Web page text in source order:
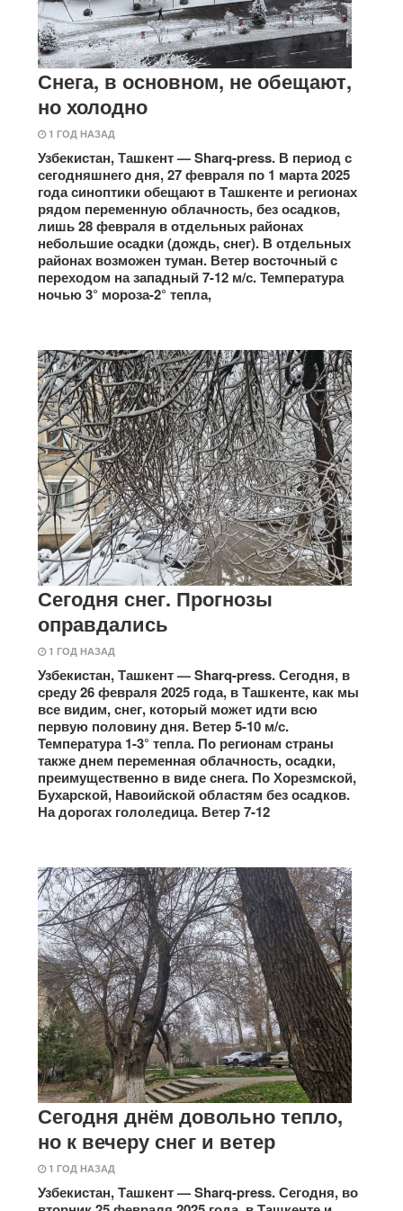
Снега, в основном, не обещают,
но холодно
1 ГОД НАЗАД
Узбекистан, Ташкент — Sharq-press. В период с
сегодняшнего дня, 27 февраля по 1 марта 2025
года синоптики обещают в Ташкенте и регионах
рядом переменную облачность, без осадков,
лишь 28 февраля в отдельных районах
небольшие осадки (дождь, снег). В отдельных
районах возможен туман. Ветер восточный с
переходом на западный 7-12 м/с. Температура
ночью 3° мороза-2° тепла,
Сегодня снег. Прогнозы
оправдались
1 ГОД НАЗАД
Узбекистан, Ташкент — Sharq-press. Сегодня, в
среду 26 февраля 2025 года, в Ташкенте, как мы
все видим, снег, который может идти всю
первую половину дня. Ветер 5-10 м/с.
Температура 1-3° тепла. По регионам страны
также днем переменная облачность, осадки,
преимущественно в виде снега. По Хорезмской,
Бухарской, Навоийской областям без осадков.
На дорогах гололедица. Ветер 7-12
Сегодня днём довольно тепло,
но к вечеру снег и ветер
1 ГОД НАЗАД
Узбекистан, Ташкент — Sharq-press. Сегодня, во